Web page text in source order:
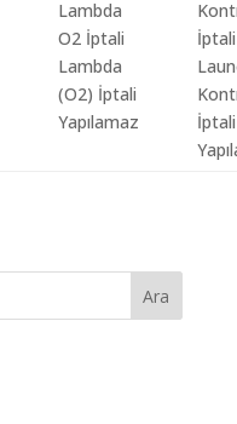
Lambda
(O2) İptali
Yapılamaz
İptali
Ara